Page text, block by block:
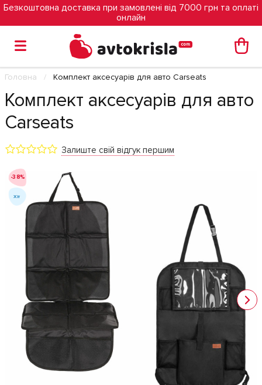
Безкоштовна доставка при замовлені від 7000 грн та оплаті
онлайн
Головна Комплект аксесуарів для авто Carseats
Комплект аксесуарів для авто
Carseats
Залиште свій відгук першим
-38%
Хіт